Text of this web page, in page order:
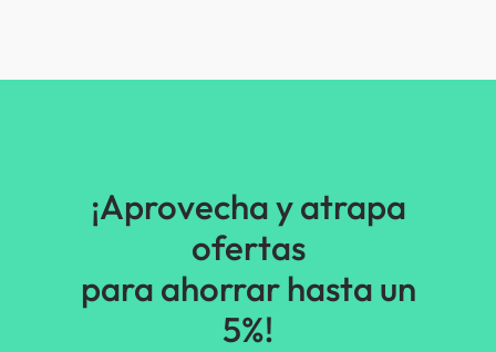
¡Aprovecha y atrapa
ofertas
para ahorrar hasta un
5%!